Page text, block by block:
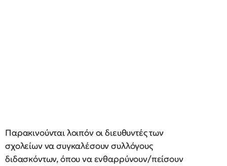
Παρακινούνται λοιπόν οι διευθυντές των
σχολείων να συγκαλέσουν συλλόγους
διδασκόντων, όπου να ενθαρρύνουν/πείσουν